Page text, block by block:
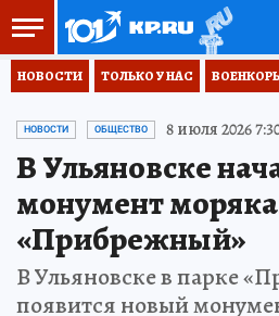
НОВОСТИ ТОЛЬКО У НАС
НОВОСТИ ОБЩЕСТВО 8 июля 2026
В Ульяновске
монумент
«Прибрежный»
В Ульяновске в парке
появится новый